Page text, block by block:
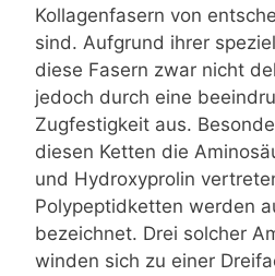
Kollagenfasern von
sind. Aufgrund ihrer
diese Fasern zwar nicht
jedoch durch eine
Zugfestigkeit aus.
diesen Ketten die
und Hydroxyprolin
Polypeptidketten werden
bezeichnet. Drei solcher
winden sich zu einer